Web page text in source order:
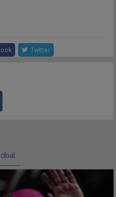
Twitter